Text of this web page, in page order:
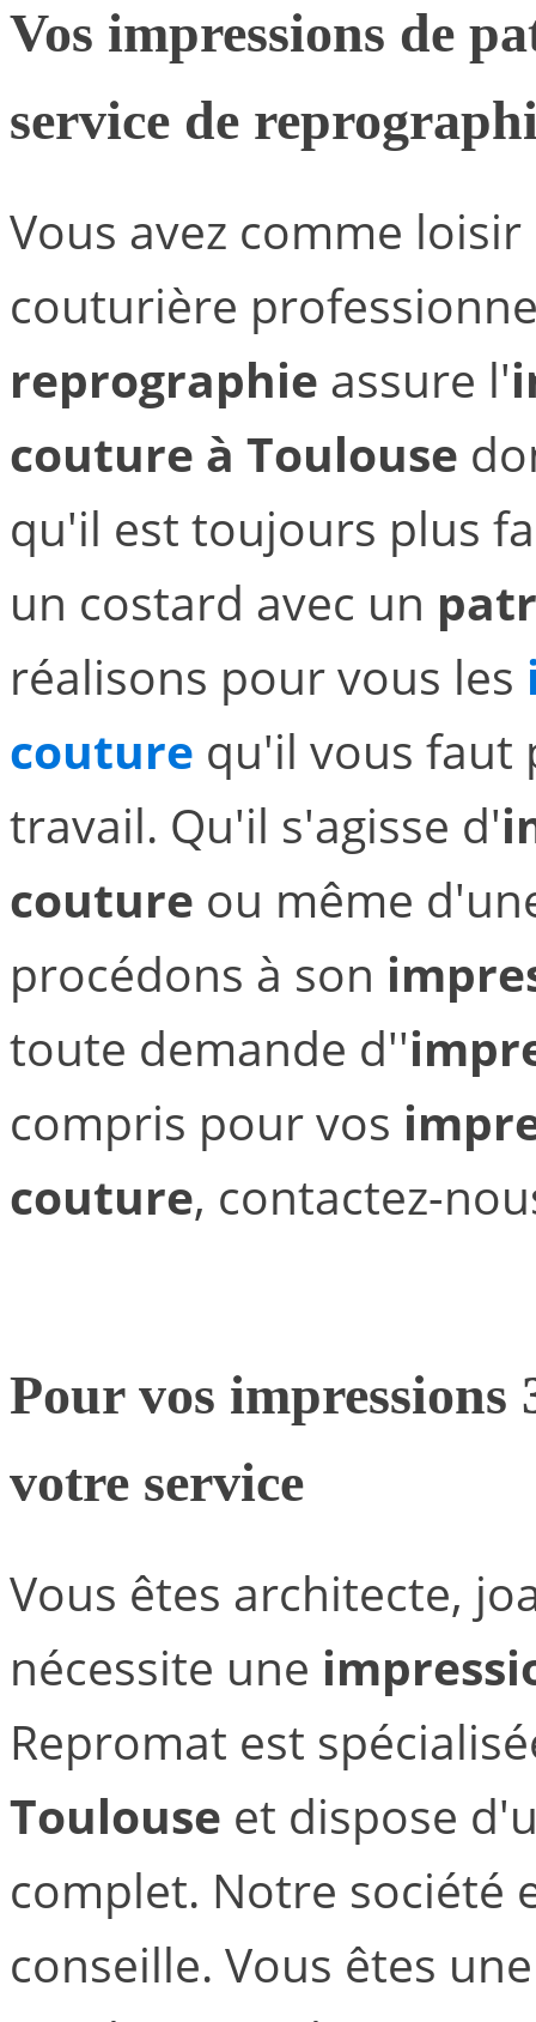
Vos impressions de
service de
Vous avez comme
couturière
reprographie assure l'
couture à Toulouse
qu'il est toujours plus
un costard avec un
réalisons pour vous les
couture qu'il vous faut
travail. Qu'il s'agisse d'
couture ou même
procédons à son
toute demande d''
compris pour vos
couture, contactez-
Pour vos impressions
votre service
Vous êtes architecte,
nécessite une
Repromat est
Toulouse et dispose
complet. Notre société
conseille. Vous êtes